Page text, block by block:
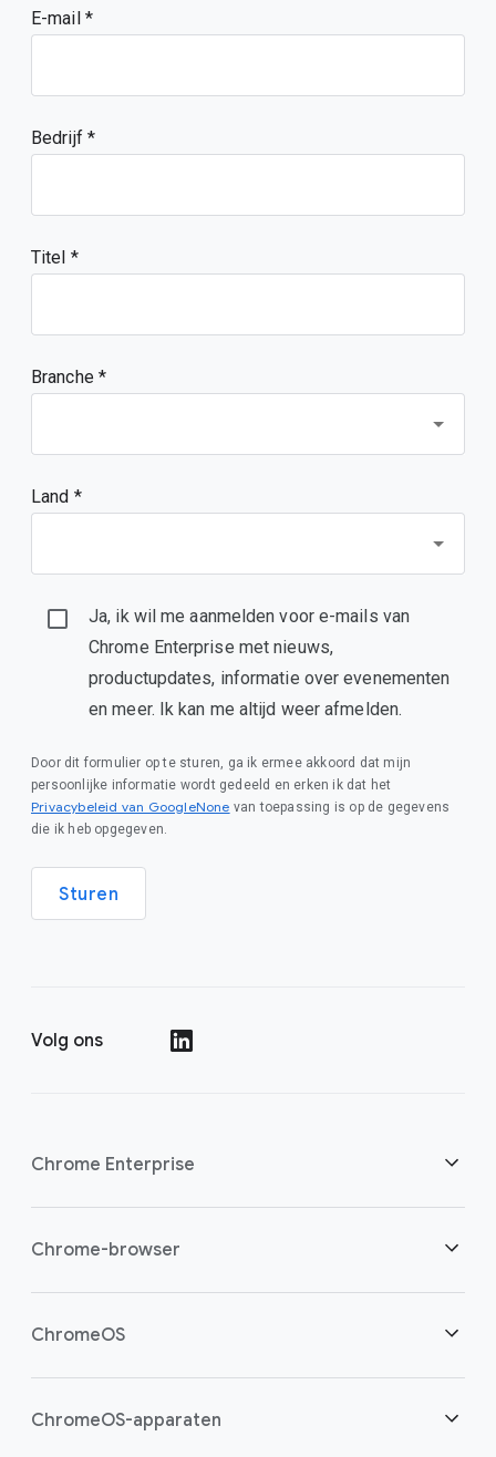
E-mail
Bedrijf
Titel
Branche *
Land *
Ja, ik wil me aanmelden voor e-mails van
Chrome Enterprise met nieuws,
productupdates, informatie over evenementen
en meer. Ik kan me altijd weer afmelden.
Door dit formulier op te sturen, ga ik ermee akkoord dat mijn
persoonlijke informatie wordt gedeeld en erken ik dat het
Privacybeleid van GoogleNone van toepassing is op de gegevens
die ik heb opgegeven.
Sturen
Volg ons
Chrome Enterprise
Beveiliging
Chrome-browser
Overzicht
ChromeOS
Overzicht
ChromeOS-apparaten